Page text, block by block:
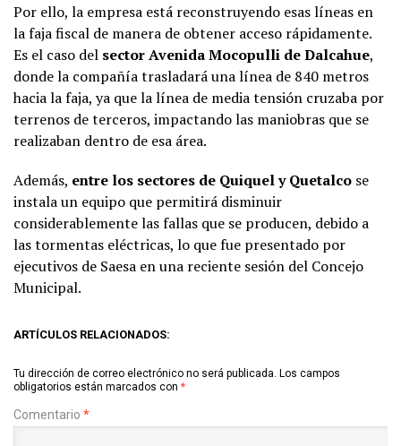
Por ello, la empresa está reconstruyendo esas líneas en
la faja fiscal de manera de obtener acceso rápidamente.
Es el caso del sector Avenida Mocopulli de Dalcahue,
donde la compañía trasladará una línea de 840 metros
hacia la faja, ya que la línea de media tensión cruzaba por
terrenos de terceros, impactando las maniobras que se
realizaban dentro de esa área.
Además, entre los sectores de Quiquel y Quetalco se
instala un equipo que permitirá disminuir
considerablemente las fallas que se producen, debido a
las tormentas eléctricas, lo que fue presentado por
ejecutivos de Saesa en una reciente sesión del Concejo
Municipal.
ARTÍCULOS RELACIONADOS:
Tu dirección de correo electrónico no será publicada. Los campos
obligatorios están marcados con *
Comentario *